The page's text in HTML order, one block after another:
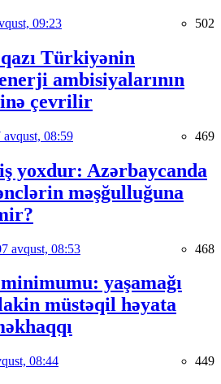
09:23 502
Türkiyənin
ambisiyalarının
çevrilir
avqust, 08:59 469
yoxdur: Azərbaycanda
məşğulluğuna
avqust, 08:53 468
yaşamağı
müstəqil həyata
08:44 449